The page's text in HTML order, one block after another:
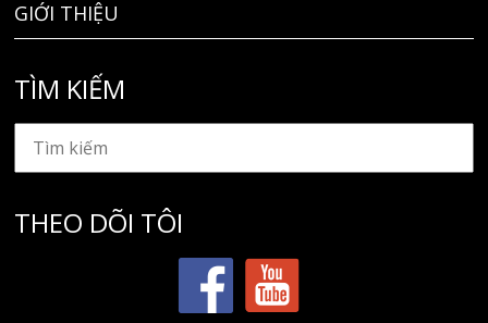
GIỚI THIỆU
TÌM KIẾM
THEO DÕI TÔI